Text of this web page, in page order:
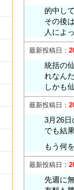
的中し
その後
人によ
最新投稿日：
統括の
れなん
しかも
最新投稿日：
3月26日
でも結
もう何
最新投稿日：
先週に